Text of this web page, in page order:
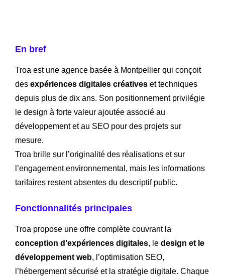
En bref
Troa est une agence basée à Montpellier qui conçoit
des expériences digitales créatives et techniques
depuis plus de dix ans. Son positionnement privilégie
le design à forte valeur ajoutée associé au
développement et au SEO pour des projets sur
mesure.
Troa brille sur l’originalité des réalisations et sur
l’engagement environnemental, mais les informations
tarifaires restent absentes du descriptif public.
Fonctionnalités principales
Troa propose une offre complète couvrant la
conception d’expériences digitales, le design et le
développement web, l’optimisation SEO,
l’hébergement sécurisé et la stratégie digitale. Chaque